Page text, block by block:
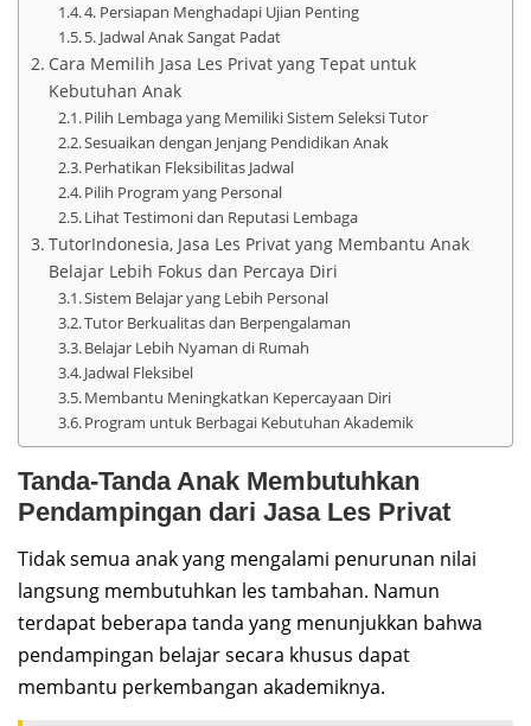
4. Persiapan Menghadapi Ujian Penting
5. Jadwal Anak Sangat Padat
Cara Memilih Jasa Les Privat yang Tepat untuk
Kebutuhan Anak
Pilih Lembaga yang Memiliki Sistem Seleksi Tutor
Sesuaikan dengan Jenjang Pendidikan Anak
Perhatikan Fleksibilitas Jadwal
Pilih Program yang Personal
Lihat Testimoni dan Reputasi Lembaga
TutorIndonesia, Jasa Les Privat yang Membantu Anak
Belajar Lebih Fokus dan Percaya Diri
Sistem Belajar yang Lebih Personal
Tutor Berkualitas dan Berpengalaman
Belajar Lebih Nyaman di Rumah
Jadwal Fleksibel
Membantu Meningkatkan Kepercayaan Diri
Program untuk Berbagai Kebutuhan Akademik
Tanda-Tanda Anak Membutuhkan
Pendampingan dari Jasa Les Privat
Tidak semua anak yang mengalami penurunan nilai
langsung membutuhkan les tambahan. Namun
terdapat beberapa tanda yang menunjukkan bahwa
pendampingan belajar secara khusus dapat
membantu perkembangan akademiknya.